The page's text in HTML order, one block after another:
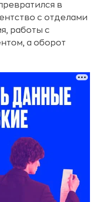
в
с отделами
работы с
а оборот